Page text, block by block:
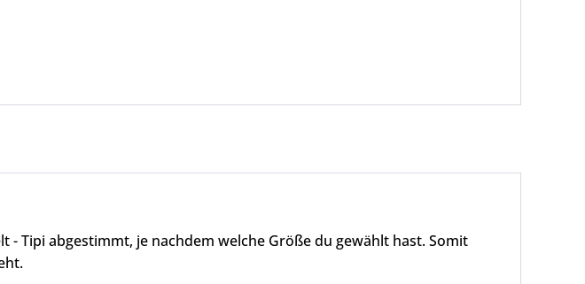
Tipi abgestimmt, je nachdem welche Größe du gewählt hast. Somit